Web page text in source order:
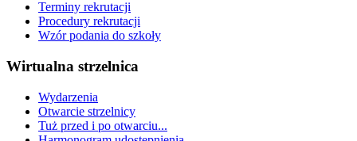
Terminy rekrutacji
Procedury rekrutacji
Wzór podania do szkoły
Wirtualna strzelnica
Wydarzenia
Otwarcie strzelnicy
Tuż przed i po otwarciu...